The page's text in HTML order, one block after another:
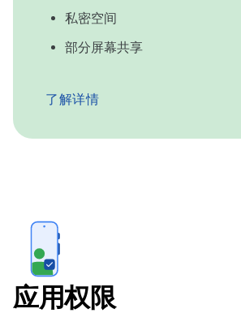
私密空间
部分屏幕共享
了解详情
应用权限